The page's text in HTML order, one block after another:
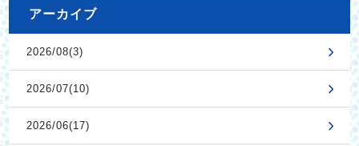
アーカイブ
2026/08(3)
2026/07(10)
2026/06(17)